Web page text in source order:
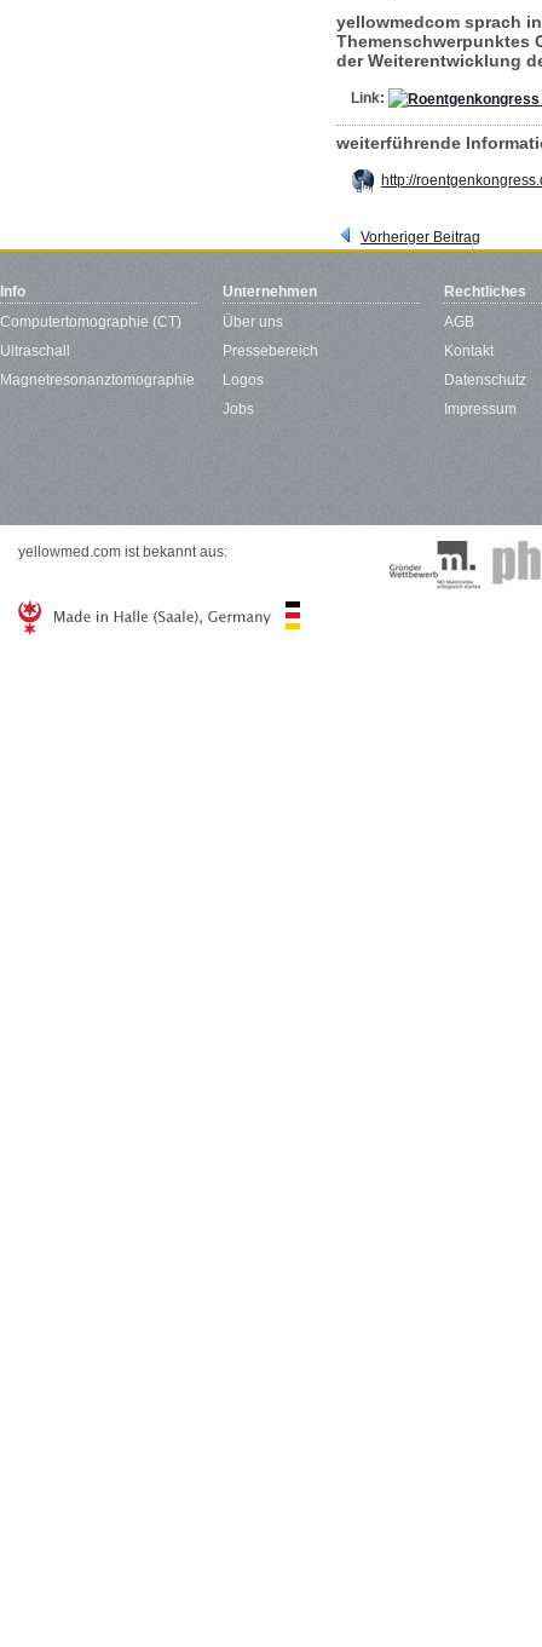
yellowmedcom sprach
Themenschwerpunktes
der Weiterentwicklung
Link:
weiterführende
http://
Vorheriger Beitrag
Info
Computertomographie (CT)
Ultraschall
Magnetresonanztomographie
Unternehmen
Über uns
Pressebereich
Logos
Jobs
Rechtliches
AGB
Kontakt
Datenschutz
Impressum
yellowmed.com ist bekannt aus: